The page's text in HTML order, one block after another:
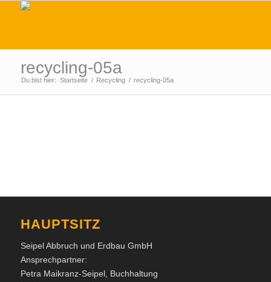
recycling-05a
Du bist hier: Startseite / Recycling / recycling-05a
HAUPTSITZ
Seipel Abbruch und Erdbau GmbH
Ansprechpartner:
Petra Maikranz-Seipel, Buchhaltung